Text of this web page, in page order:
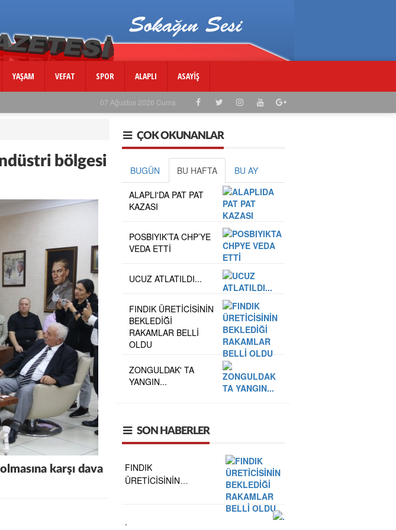
YAŞAM VEFAT SPOR ALAPLI ASAYİŞ
07 Ağustos 2026 Cuma
bölgesi
karşı dava
ÇOK OKUNANLAR
BUGÜN BU HAFTA BU AY
ALAPLI'DA PAT PAT
KAZASI
POSBIYIK’TA CHP’YE
VEDA ETTİ
UCUZ ATLATILDI...
FINDIK ÜRETİCİSİNİN
BEKLEDİĞİ
RAKAMLAR BELLİ
OLDU
ZONGULDAK' TA
YANGIN...
SON HABERLER
FINDIK
ÜRETİCİSİNİN
.